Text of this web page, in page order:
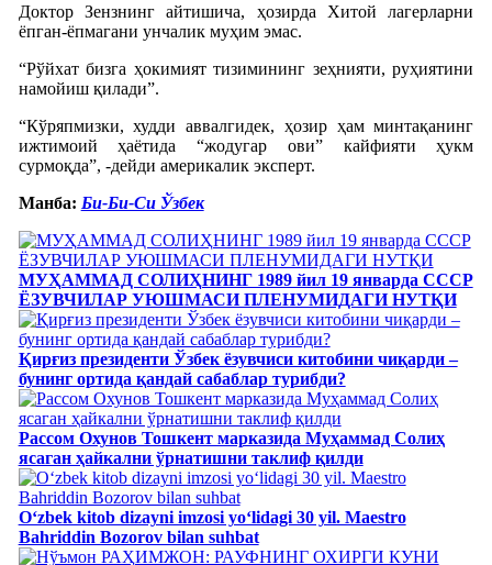
Доктор Зензнинг айтишича, ҳозирда Хитой лагерларни
ёпган-ёпмагани унчалик муҳим эмас.
“Рўйхат бизга ҳокимият тизимининг зеҳнияти, руҳиятини
намойиш қилади”.
“Кўряпмизки, худди аввалгидек, ҳозир ҳам минтақанинг
ижтимоий ҳаётида “жодугар ови” кайфияти ҳукм
сурмоқда”, -дейди америкалик эксперт.
Манба: Би-Би-Си Ўзбек
МУҲАММАД СОЛИҲНИНГ 1989 йил 19 январда СССР
ЁЗУВЧИЛАР УЮШМАСИ ПЛЕНУМИДАГИ НУТҚИ
Қирғиз президенти Ўзбек ёзувчиси китобини чиқарди –
бунинг ортида қандай сабаблар турибди?
Рассом Охунов Тошкент марказида Муҳаммад Солиҳ
яcаган ҳайкални ўрнатишни таклиф қилди
Oʻzbek kitob dizayni imzosi yoʻlidagi 30 yil. Maestro
Bahriddin Bozorov bilan suhbat